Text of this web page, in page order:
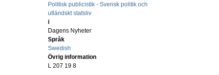
Politisk publicistik - Svensk politik och
utländskt statsliv
i
Dagens Nyheter
Språk
Swedish
Övrig information
L 207 19 8